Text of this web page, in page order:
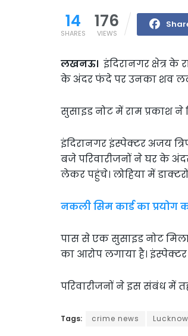
14
SHARES
176
VIEWS
लखनऊ। इंदिरानगर क्षेत्र
के अंदर फंदे पर उनका शव
सुसाइड नोट में राम प्रकाश ने
इंदिरानगर इंस्पेक्टर अजय
बजे परिवारीजनों ने घर के
लेकर पहुंचे। लोहिया में
नकली सिम कार्ड का प्रयोग
पास से एक सुसाइड नोट
का आरोप लगाया है।
परिवारीजनों ने इस संबंध में
Tags: crime news